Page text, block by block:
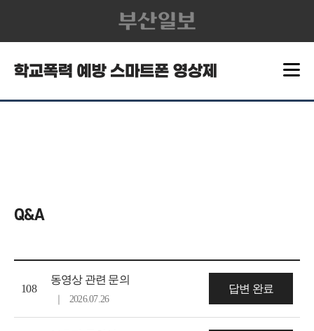
Q&A
108
동영상 관련 문의
2026.07.26
답변 완료